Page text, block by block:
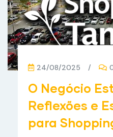
24/08/2025 /
O Negócio
Reflexões e
para